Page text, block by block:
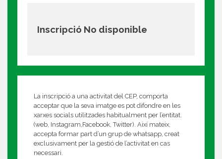
Inscripció No disponible
La inscripció a una activitat del CEP, comporta
acceptar que la seva imatge es pot difondre en les
xarxes socials utilitzades habitualment per l’entitat.
(web, Instagram,Facebook, Twitter). Així mateix,
accepta formar part d’un grup de whatsapp, creat
exclusivament per la gestió de l’activitat en cas
necessari.